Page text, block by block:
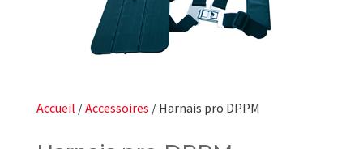
Accueil /Accessoires / Harnais pro DPPM